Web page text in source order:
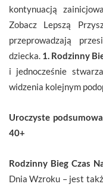
kontynuacją
Zobacz Lepszą
przeprowadzają
dziecka. 1. Rodzinny
i jednocześnie
widzenia kolejnym
Uroczyste
40+
Rodzinny Bieg Czas
Dnia Wzroku – jest